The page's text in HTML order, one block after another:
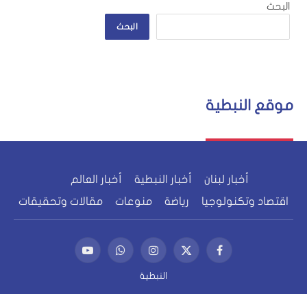
البحث
البحث
موقع النبطية
أخبار لبنان أخبار النبطية
أخبار العالم
اقتصاد وتكنولوجيا
رياضة منوعات مقالات وتحقيقات
فيسبوكX
(Twitter)
الانستغرامواتساب يوتيوب
النبطية